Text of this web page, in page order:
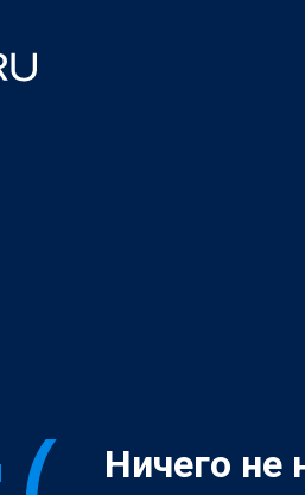
Ничего не